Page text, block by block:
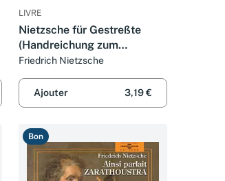
LIVRE
Nietzsche für Gestreßte
(Handreichung zum
Entspanntsein)
Friedrich Nietzsche
Ajouter 3,19 €
Bon